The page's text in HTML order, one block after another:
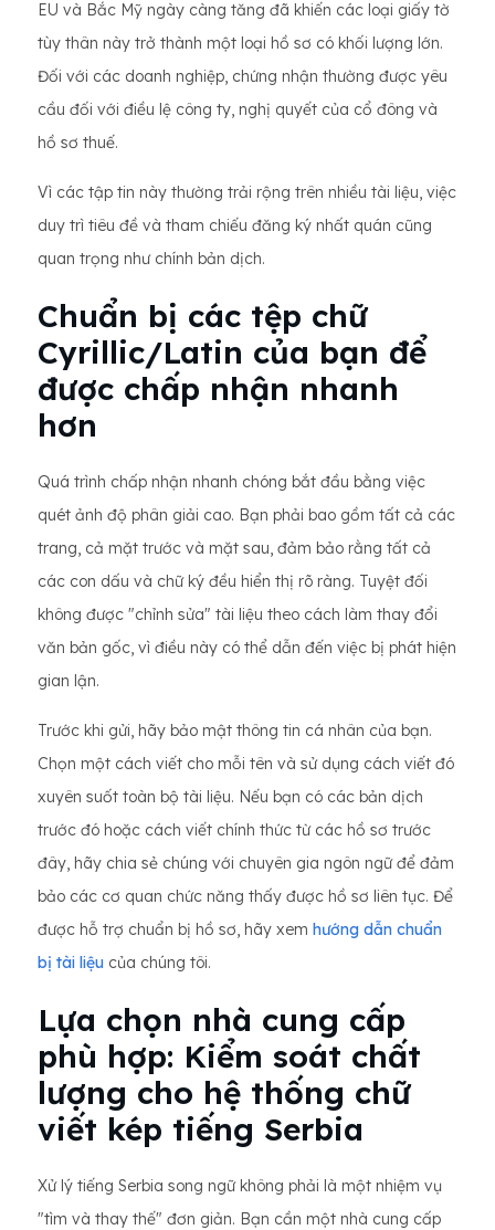
EU và Bắc Mỹ ngày càng tăng đã khiến các loại giấy tờ
tùy thân này trở thành một loại hồ sơ có khối lượng lớn.
Đối với các doanh nghiệp, chứng nhận thường được yêu
cầu đối với điều lệ công ty, nghị quyết của cổ đông và
hồ sơ thuế.
Vì các tập tin này thường trải rộng trên nhiều tài liệu, việc
duy trì tiêu đề và tham chiếu đăng ký nhất quán cũng
quan trọng như chính bản dịch.
Chuẩn bị các tệp chữ
Cyrillic/Latin của bạn để
được chấp nhận nhanh
hơn
Quá trình chấp nhận nhanh chóng bắt đầu bằng việc
quét ảnh độ phân giải cao. Bạn phải bao gồm tất cả các
trang, cả mặt trước và mặt sau, đảm bảo rằng tất cả
các con dấu và chữ ký đều hiển thị rõ ràng. Tuyệt đối
không được "chỉnh sửa" tài liệu theo cách làm thay đổi
văn bản gốc, vì điều này có thể dẫn đến việc bị phát hiện
gian lận.
Trước khi gửi, hãy bảo mật thông tin cá nhân của bạn.
Chọn một cách viết cho mỗi tên và sử dụng cách viết đó
xuyên suốt toàn bộ tài liệu. Nếu bạn có các bản dịch
trước đó hoặc cách viết chính thức từ các hồ sơ trước
đây, hãy chia sẻ chúng với chuyên gia ngôn ngữ để đảm
bảo các cơ quan chức năng thấy được hồ sơ liên tục. Để
được hỗ trợ chuẩn bị hồ sơ, hãy xem hướng dẫn chuẩn
bị tài liệu của chúng tôi.
Lựa chọn nhà cung cấp
phù hợp: Kiểm soát chất
lượng cho hệ thống chữ
viết kép tiếng Serbia
Xử lý tiếng Serbia song ngữ không phải là một nhiệm vụ
"tìm và thay thế" đơn giản. Bạn cần một nhà cung cấp